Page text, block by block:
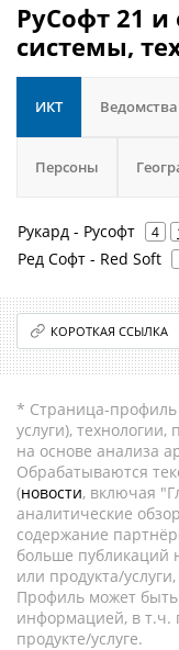
РуСофт 21
системы,
ИКТ Ведомства
Персоны
Рукард - Русофт 4
Ред Софт - Red Soft
КОРОТКАЯ ССЫЛКА
* Страница-профиль
услуги),
на основе анализа
Обрабатываются
(новости, включая
аналитические
содержание
больше публикаций
или продукта/
Профиль может
информацией, в т.ч.
продукте/услуге.